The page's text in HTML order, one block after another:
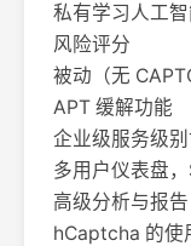
私有学习人工
风险评分
被动（无
APT 缓解功能
企业级服务级别
多用户仪表盘，
高级分析与报告
hCaptcha 的使